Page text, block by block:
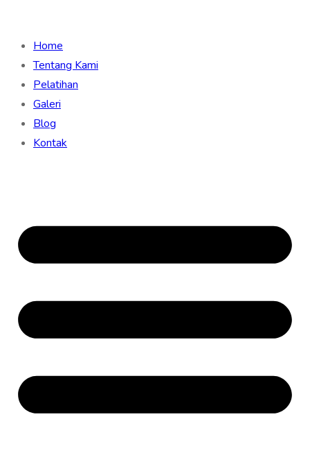
Home
Tentang Kami
Pelatihan
Galeri
Blog
Kontak